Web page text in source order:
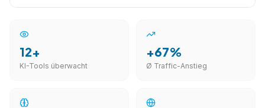
12+
KI-Tools überwacht
+67%
Ø Traffic-Anstieg